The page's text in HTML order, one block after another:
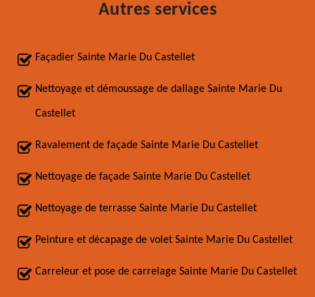
Autres services
Façadier Sainte Marie Du Castellet
Nettoyage et démoussage de dallage Sainte Marie Du
Castellet
Ravalement de façade Sainte Marie Du Castellet
Nettoyage de façade Sainte Marie Du Castellet
Nettoyage de terrasse Sainte Marie Du Castellet
Peinture et décapage de volet Sainte Marie Du Castellet
Carreleur et pose de carrelage Sainte Marie Du Castellet